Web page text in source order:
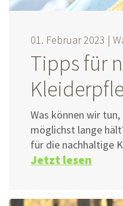
01. Februar 2023 |
Tipps für
Was können wir
möglichst lange
für die nachhaltige
Jetzt lesen